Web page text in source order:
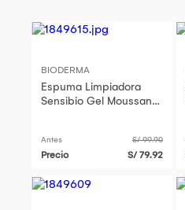
BIODERMA
Espuma Limpiadora
Sensibio Gel Moussant
Antes S/ 99.90
Precio S/ 79.92